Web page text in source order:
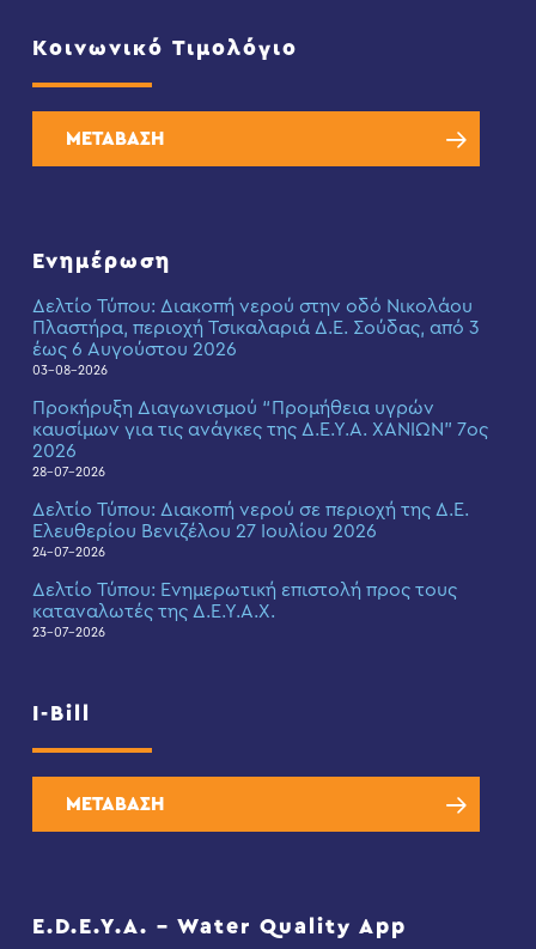
Κοινωνικό Τιμολόγιο
ΜΕΤΑΒΑΣΗ
Ενημέρωση
Δελτίο Τύπου: Διακοπή νερού στην οδό Νικολάου
Πλαστήρα, περιοχή Τσικαλαριά Δ.Ε. Σούδας, από 3
έως 6 Αυγούστου 2026
03-08-2026
Προκήρυξη Διαγωνισμού “Προμήθεια υγρών
καυσίμων για τις ανάγκες της Δ.Ε.Υ.Α. ΧΑΝΙΩΝ” 7ος
2026
28-07-2026
Δελτίο Τύπου: Διακοπή νερού σε περιοχή της Δ.Ε.
Ελευθερίου Βενιζέλου 27 Ιουλίου 2026
24-07-2026
Δελτίο Τύπου: Eνημερωτική επιστολή προς τους
καταναλωτές της Δ.Ε.Υ.Α.Χ.
23-07-2026
I-Bill
ΜΕΤΑΒΑΣΗ
E.D.E.Y.A. – Water Quality App